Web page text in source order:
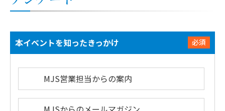
必須
本イベントを知ったきっかけ
MJS営業担当からの案内